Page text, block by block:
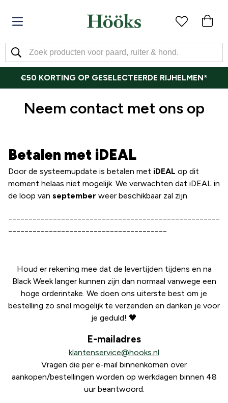
€50 KORTING OP GESELECTEERDE RIJHELMEN*
Neem contact met ons op
Betalen met iDEAL
Door de systeemupdate is betalen met iDEAL op dit
moment helaas niet mogelijk. We verwachten dat iDEAL in
de loop van september weer beschikbaar zal zijn.
Houd er rekening mee dat de levertijden tijdens en na
Black Week langer kunnen zijn dan normaal vanwege een
hoge orderintake. We doen ons uiterste best om je
bestelling zo snel mogelijk te verzenden en danken je voor
je geduld! 🖤
E-mailadres
klantenservice@hooks.nl
Vragen die per e-mail binnenkomen over
aankopen/bestellingen worden op werkdagen binnen 48
uur beantwoord.